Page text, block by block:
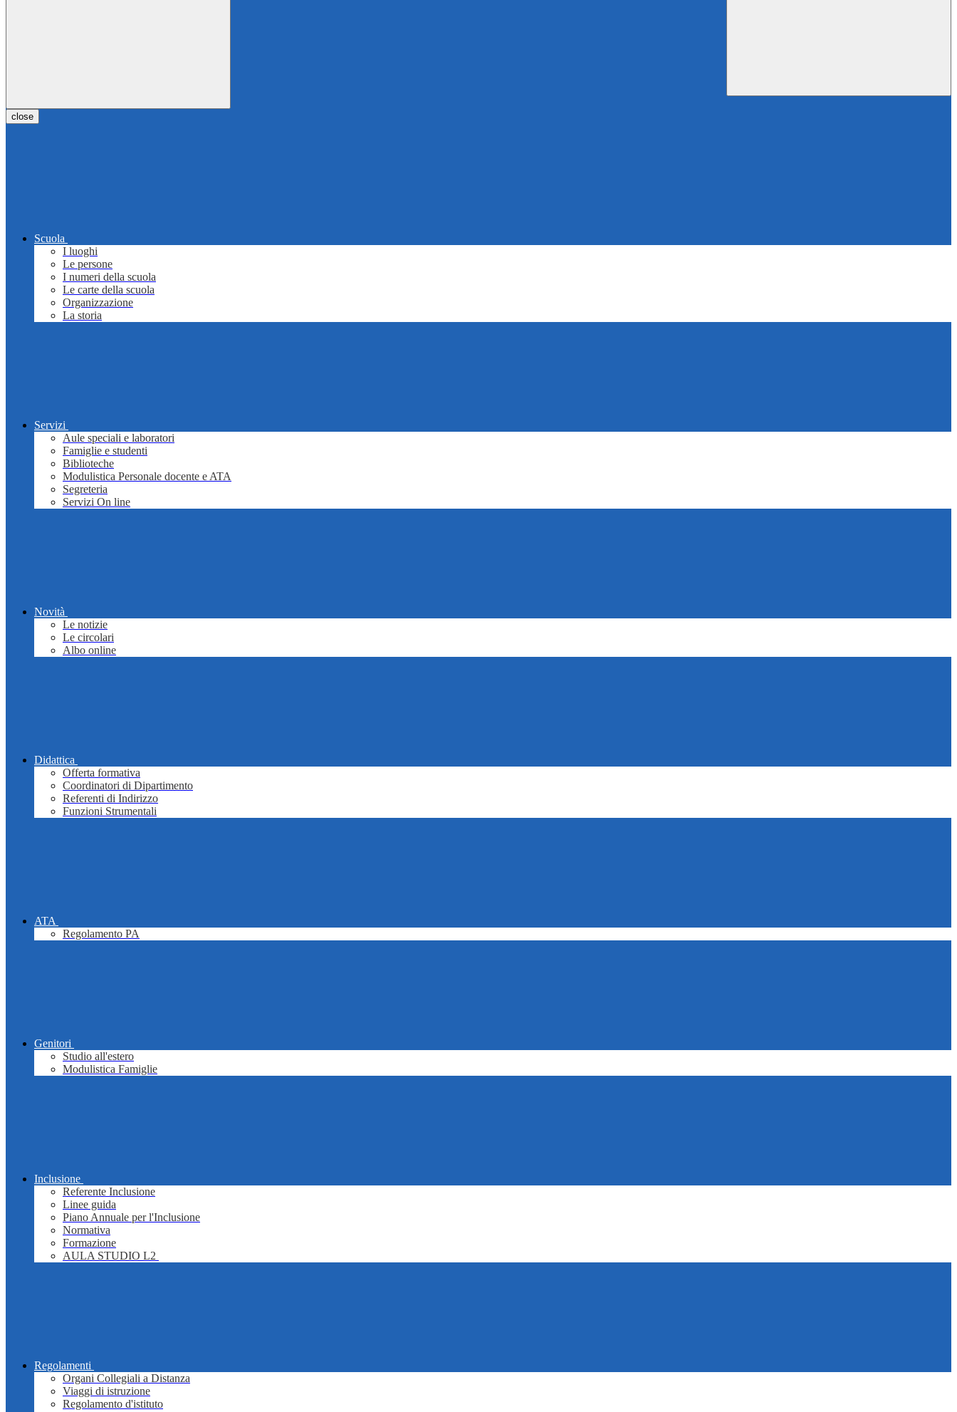
close
Scuola
I luoghi
Le persone
I numeri della scuola
Le carte della scuola
Organizzazione
La storia
Servizi
Aule speciali e laboratori
Famiglie e studenti
Biblioteche
Modulistica Personale docente e ATA
Segreteria
Servizi On line
Novità
Le notizie
Le circolari
Albo online
Didattica
Offerta formativa
Coordinatori di Dipartimento
Referenti di Indirizzo
Funzioni Strumentali
ATA
Regolamento PA
Genitori
Studio all'estero
Modulistica Famiglie
Inclusione
Referente Inclusione
Linee guida
Piano Annuale per l'Inclusione
Normativa
Formazione
AULA STUDIO L2
Regolamenti
Organi Collegiali a Distanza
Viaggi di istruzione
Regolamento d'istituto